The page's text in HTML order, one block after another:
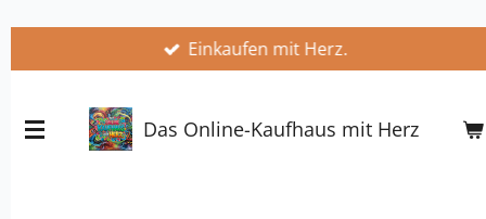
springen
Einkaufen mit Herz.
Das Online-Kaufhaus mit Herz